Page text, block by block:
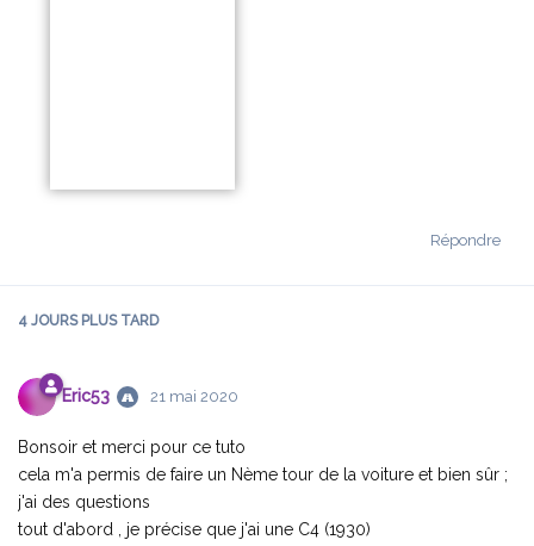
Répondre
4 JOURSPLUS TARD
Eric53 21 mai 2020
Bonsoir et merci pour ce tuto
cela m'a permis de faire un Nème tour de la voiture et bien sûr ;
j'ai des questions
tout d'abord , je précise que j'ai une C4 (1930)